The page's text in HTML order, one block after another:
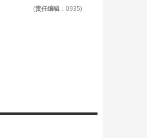
(责任编辑 ：0935)